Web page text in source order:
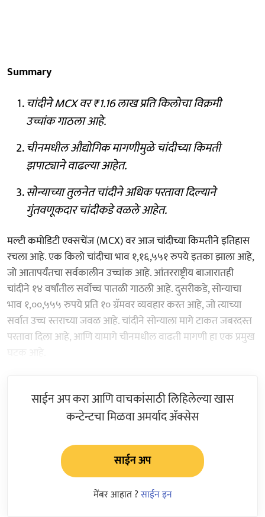
Summary
चांदीने MCX वर ₹1.16 लाख प्रति किलोचा विक्रमी
उच्चांक गाठला आहे.
चीनमधील औद्योगिक मागणीमुळे चांदीच्या किमती
झपाट्याने वाढल्या आहेत.
सोन्याच्या तुलनेत चांदीने अधिक परतावा दिल्याने
गुंतवणूकदार चांदीकडे वळले आहेत.
मल्टी कमोडिटी एक्सचेंज (MCX) वर आज चांदीच्या किमतीने इतिहास
रचला आहे. एक किलो चांदीचा भाव १,१६,५५१ रुपये इतका झाला आहे,
जो आतापर्यंतचा सर्वकालीन उच्चांक आहे. आंतरराष्ट्रीय बाजारातही
चांदीने १४ वर्षांतील सर्वोच्च पातळी गाठली आहे. दुसरीकडे, सोन्याचा
भाव १,००,५५५ रुपये प्रति १० ग्रॅमवर व्यवहार करत आहे, जो त्याच्या
सर्वात उच्च स्तराच्या जवळ आहे. चांदीने सोन्याला मागे टाकत जबरदस्त
परतावा दिला आहे, आणि यामागे चीनमधील वाढती मागणी हा एक प्रमुख
घटक आहे.
साईन अप करा आणि वाचकांसाठी लिहिलेल्या खास
कन्टेन्टचा मिळवा अमर्याद ॲक्सेस
साईन अप
मेंबर आहात ?साईन इन